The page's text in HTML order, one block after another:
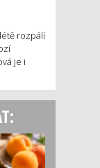
rozpálí
je i